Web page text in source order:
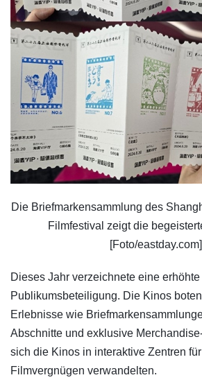
Die Briefmarkensammlung des
Filmfestival zeigt die
[Foto/eastday.com]
Dieses Jahr verzeichnete eine erhöhte
Publikumsbeteiligung. Die Kinos
Erlebnisse wie
Abschnitte und exklusive
sich die Kinos in interaktive Zentren
Filmvergnügen verwandelten.